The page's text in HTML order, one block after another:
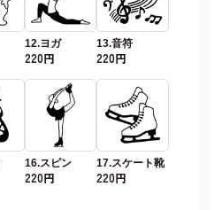
12.ヨガ
220円
13.音符
220円
16.スピン
220円
17.スケート靴
220円